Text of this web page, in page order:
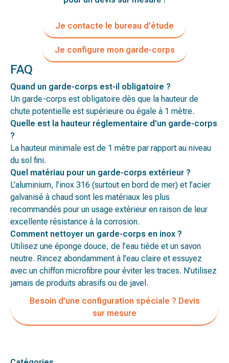
Je contacte le bureau d’étude
Je configure mon garde-corps
FAQ
Quand un garde-corps est-il obligatoire ?
Un garde-corps est obligatoire dès que la hauteur de
chute potentielle est supérieure ou égale à 1 mètre.
Quelle est la hauteur réglementaire d’un garde-corps
?
La hauteur minimale est de 1 mètre par rapport au niveau
du sol fini.
Quel matériau pour un garde-corps extérieur ?
L’aluminium, l’inox 316 (surtout en bord de mer) et l’acier
galvanisé à chaud sont les matériaux les plus
recommandés pour un usage extérieur en raison de leur
excellente résistance à la corrosion.
Comment nettoyer un garde-corps en inox ?
Utilisez une éponge douce, de l’eau tiède et un savon
neutre. Rincez abondamment à l’eau claire et essuyez
avec un chiffon microfibre pour éviter les traces. N’utilisez
jamais de produits abrasifs ou de javel.
Besoin d’une configuration spéciale ? Devis
sur mesure